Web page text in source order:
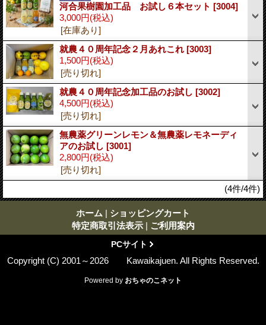
河合果樹園加工品 お試し６本セット [3004]
3,000円(税込)
[在庫あり]
就農４０周年記念２月あれこれ[3003]
1,500円(税込)
[売り切れ]
就農４０周年記念加工品のお試し [3002]
4,500円(税込)
[売り切れ]
無農薬グリーンレモン＆無農薬レモネーディ
アのお試し [3001]
2,800円(税込)
[売り切れ]
(4件/4件)
ホーム | ショッピングカート
特定商取引法表示 | ご利用案内
PCサイト
Copyright (C) 2001～2026 Kawaikajuen. All Rights Reserved.
Powered by おちゃのこネット